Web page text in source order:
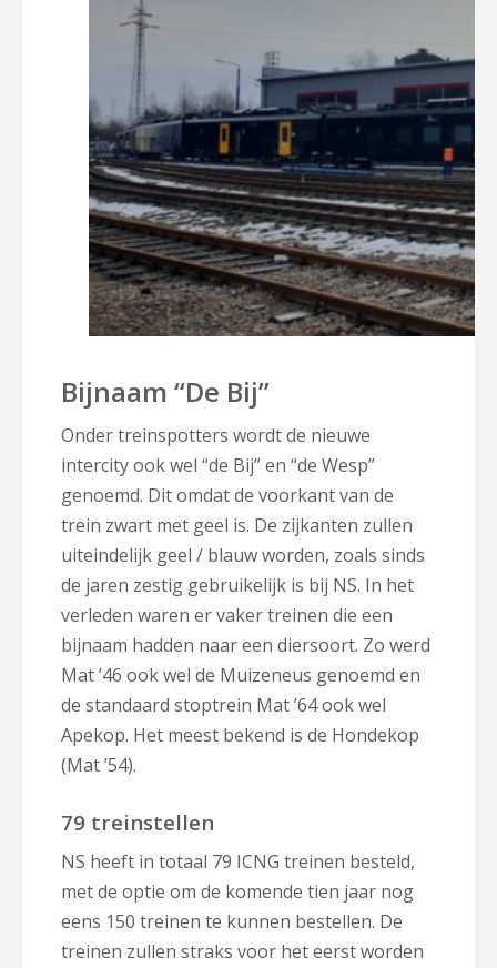
Bijnaam “De Bij”
Onder treinspotters wordt de nieuwe
intercity ook wel “de Bij” en “de Wesp”
genoemd. Dit omdat de voorkant van de
trein zwart met geel is. De zijkanten zullen
uiteindelijk geel / blauw worden, zoals sinds
de jaren zestig gebruikelijk is bij NS. In het
verleden waren er vaker treinen die een
bijnaam hadden naar een diersoort. Zo werd
Mat ’46 ook wel de Muizeneus genoemd en
de standaard stoptrein Mat ’64 ook wel
Apekop. Het meest bekend is de Hondekop
(Mat ’54).
79 treinstellen
NS heeft in totaal 79 ICNG treinen besteld,
met de optie om de komende tien jaar nog
eens 150 treinen te kunnen bestellen. De
treinen zullen straks voor het eerst worden